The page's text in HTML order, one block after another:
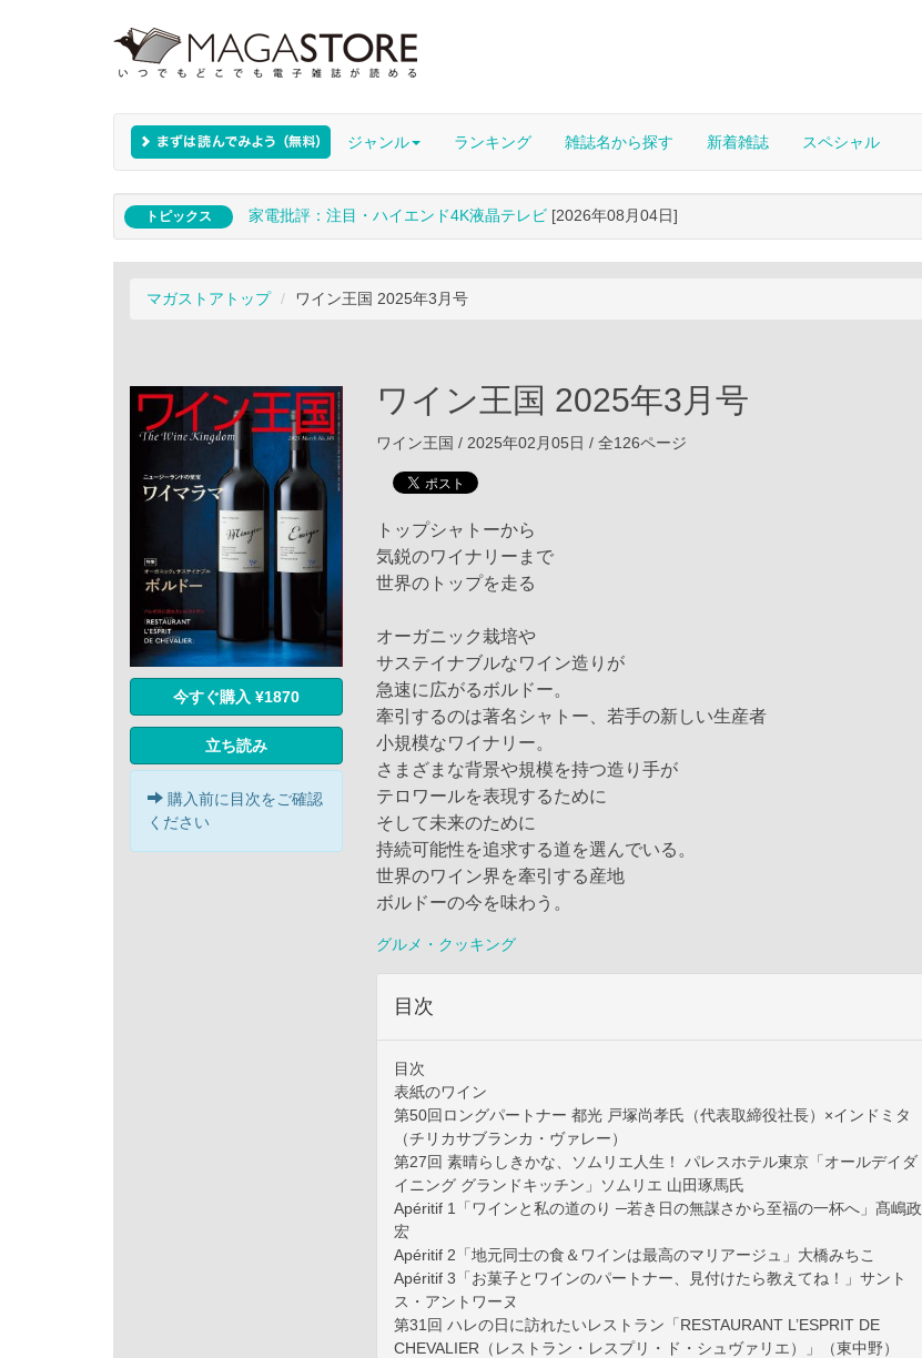
ジャンル ランキング 雑誌名から探す 新着雑誌 スペシャル
トピックス 家電批評：注目・ハイエンド4K液晶テレビ [2026年08月04日]
マガストアトップ ワイン王国 2025年3月号
今すぐ購入 ¥1870
立ち読み
購入前に目次をご確認
ください
ワイン王国 2025年3月号
ワイン王国 / 2025年02月05日 / 全126ページ
トップシャトーから
気鋭のワイナリーまで
世界のトップを走る
オーガニック栽培や
サステイナブルなワイン造りが
急速に広がるボルドー。
牽引するのは著名シャトー、若手の新しい生産者
小規模なワイナリー。
さまざまな背景や規模を持つ造り手が
テロワールを表現するために
そして未来のために
持続可能性を追求する道を選んでいる。
世界のワイン界を牽引する産地
ボルドーの今を味わう。
グルメ・クッキング
目次
目次
表紙のワイン
第50回ロングパートナー 都光 戸塚尚孝氏（代表取締役社長）×インドミタ
（チリカサブランカ・ヴァレー）
第27回 素晴らしきかな、ソムリエ人生！ パレスホテル東京「オールデイダ
イニング グランドキッチン」ソムリエ 山田琢馬氏
Apéritif 1「ワインと私の道のり ─若き日の無謀さから至福の一杯へ」髙嶋政
宏
Apéritif 2「地元同士の食＆ワインは最高のマリアージュ」大橋みちこ
Apéritif 3「お菓子とワインのパートナー、見付けたら教えてね！」サント
ス・アントワーヌ
第31回 ハレの日に訪れたいレストラン「RESTAURANT L’ESPRIT DE
CHEVALIER（レストラン・レスプリ・ド・シュヴァリエ）」（東中野）